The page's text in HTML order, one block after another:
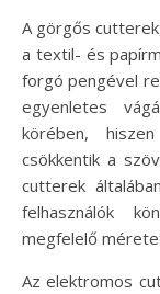
A görgős
a textil- és
forgó pengével
egyenletes
körében,
csökkentik a
cutterek
felhasználók
megfelelő
Az elektromos